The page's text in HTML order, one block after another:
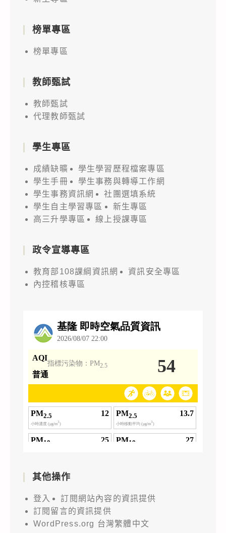
榜單專區
榜單專區
教師甄試
教師甄試
代理教師甄試
學生專區
成績缺曠
學生學習歷程檔案專區
學生手冊
學生事務與轉導工作網
學生事務資訊網
社團選填系統
學生自主學習專區
新生專區
高三升學專區
線上授課專區
政令宣導專區
教育部108課綱資訊網
資訊安全專區
內控稽核專區
其他操作
登入
訂閱網站內容的資訊提供
訂閱留言的資訊提供
WordPress.org 台灣繁體中文